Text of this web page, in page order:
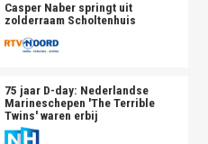
Casper Naber springt uit
zolderraam Scholtenhuis
75 jaar D-day: Nederlandse
Marineschepen 'The Terrible
Twins' waren erbij